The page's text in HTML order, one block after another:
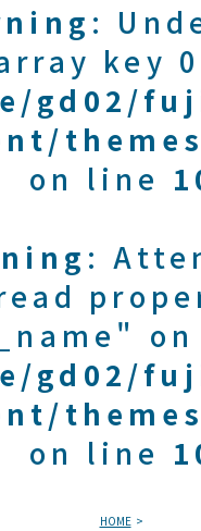
:
key
gd02/
on line
:
gd02/
on line
HOME